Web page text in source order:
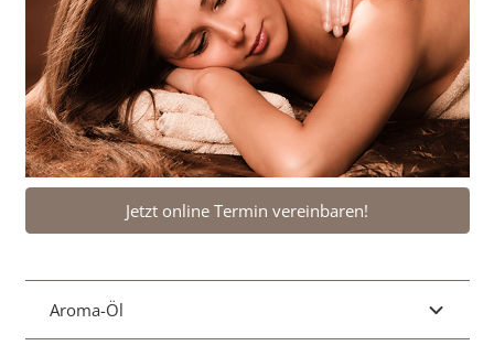
Jetzt online Termin vereinbaren!
Aroma-Öl